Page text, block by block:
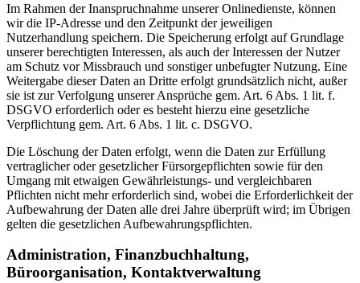
Im Rahmen der Inanspruchnahme unserer Onlinedienste, können
wir die IP-Adresse und den Zeitpunkt der jeweiligen
Nutzerhandlung speichern. Die Speicherung erfolgt auf Grundlage
unserer berechtigten Interessen, als auch der Interessen der Nutzer
am Schutz vor Missbrauch und sonstiger unbefugter Nutzung. Eine
Weitergabe dieser Daten an Dritte erfolgt grundsätzlich nicht, außer
sie ist zur Verfolgung unserer Ansprüche gem. Art. 6 Abs. 1 lit. f.
DSGVO erforderlich oder es besteht hierzu eine gesetzliche
Verpflichtung gem. Art. 6 Abs. 1 lit. c. DSGVO.
Die Löschung der Daten erfolgt, wenn die Daten zur Erfüllung
vertraglicher oder gesetzlicher Fürsorgepflichten sowie für den
Umgang mit etwaigen Gewährleistungs- und vergleichbaren
Pflichten nicht mehr erforderlich sind, wobei die Erforderlichkeit der
Aufbewahrung der Daten alle drei Jahre überprüft wird; im Übrigen
gelten die gesetzlichen Aufbewahrungspflichten.
Administration, Finanzbuchhaltung,
Büroorganisation, Kontaktverwaltung